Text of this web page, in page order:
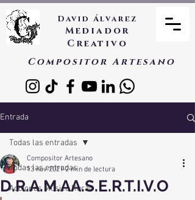
David Álvarez
Mediador
Creativo
Compositor Artesano
Entrada
Todas las entradas
Acciones Músico Rural
Todas las entradas
D.R.A.M.AA.S.E.R.T.I.V.O
Compositor Artesano
13 nov 2021 2 min de lectura